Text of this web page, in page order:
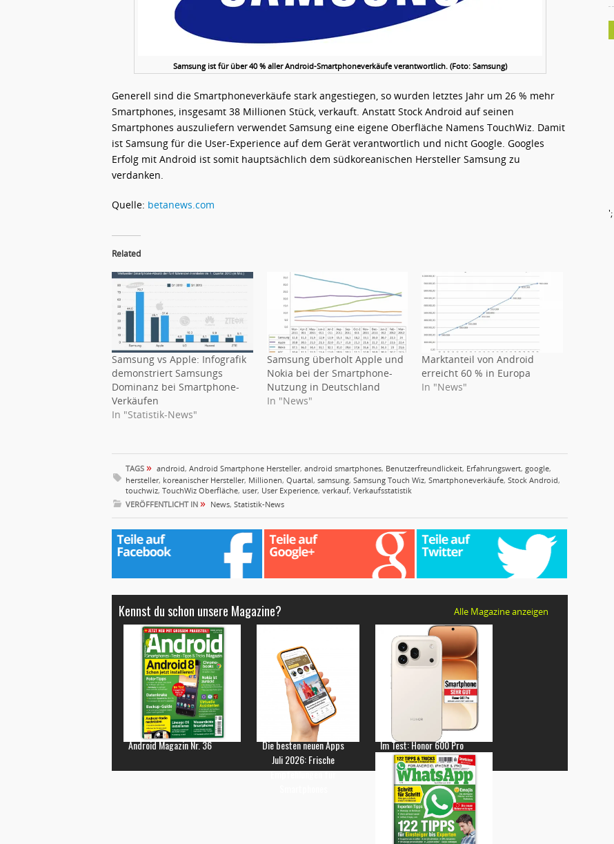
Samsung ist für über 40 % aller Android-Smartphoneverkäufe verantwortlich. (Foto: Samsung)
Generell sind die Smartphoneverkäufe stark angestiegen, so wurden letztes Jahr um 26 % mehr
Smartphones, insgesamt 38 Millionen Stück, verkauft. Anstatt Stock Android auf seinen
Smartphones auszuliefern verwendet Samsung eine eigene Oberfläche Namens TouchWiz. Damit
ist Samsung für die User-Experience auf dem Gerät verantwortlich und nicht Google. Googles
Erfolg mit Android ist somit hauptsächlich dem südkoreanischen Hersteller Samsung zu
verdanken.
Quelle: betanews.com
Related
Samsung vs Apple: Infografik
demonstriert Samsungs
Dominanz bei Smartphone-
Verkäufen
In "Statistik-News"
Samsung überholt Apple und
Nokia bei der Smartphone-
Nutzung in Deutschland
In "News"
Marktanteil von Android
erreicht 60 % in Europa
In "News"
TAGS » android, Android Smartphone Hersteller, android smartphones, Benutzerfreundlickeit, Erfahrungswert, google,
hersteller, koreanischer Hersteller, Millionen, Quartal, samsung, Samsung Touch Wiz, Smartphoneverkäufe, Stock Android,
touchwiz, TouchWiz Oberfläche, user, User Experience, verkauf, Verkaufsstatistik
VERÖFFENTLICHT IN » News, Statistik-News
Kennst du schon unsere Magazine? Alle Magazine anzeigen
Android Magazin Nr. 36
Die besten neuen Apps
Juli 2026: Frische
Empfehlungen für
Im Test: Honor 600 Pro
';